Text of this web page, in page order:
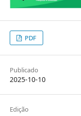
PDF
Publicado
2025-10-10
Edição